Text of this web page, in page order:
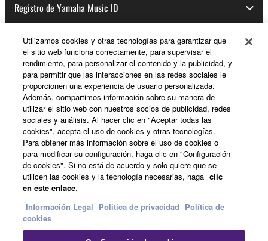
Registro de Yamaha Music ID
Acerca de Yamaha
España - Spanish
Empresa
Utilizamos cookies y otras tecnologías para garantizar que
el sitio web funciona correctamente, para supervisar el
rendimiento, para personalizar el contenido y la publicidad, y
para permitir que las interacciones en las redes sociales le
proporcionen una experiencia de usuario personalizada.
Además, compartimos información sobre su manera de
utilizar el sitio web con nuestros socios de publicidad, redes
sociales y análisis. Al hacer clic en "Aceptar todas las
cookies", acepta el uso de cookies y otras tecnologías.
Para obtener más información sobre el uso de cookies o
para modificar su configuración, haga clic en "Configuración
de cookies". Si no está de acuerdo y solo quiere que se
utilicen las cookies y la tecnología necesarias, haga clic
en este enlace.
Información Legal Politica de privacidad Política de
cookies